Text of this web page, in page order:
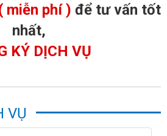
miễn phí ) để tư vấn tốt
nhất,
KÝ DỊCH VỤ
VỤ